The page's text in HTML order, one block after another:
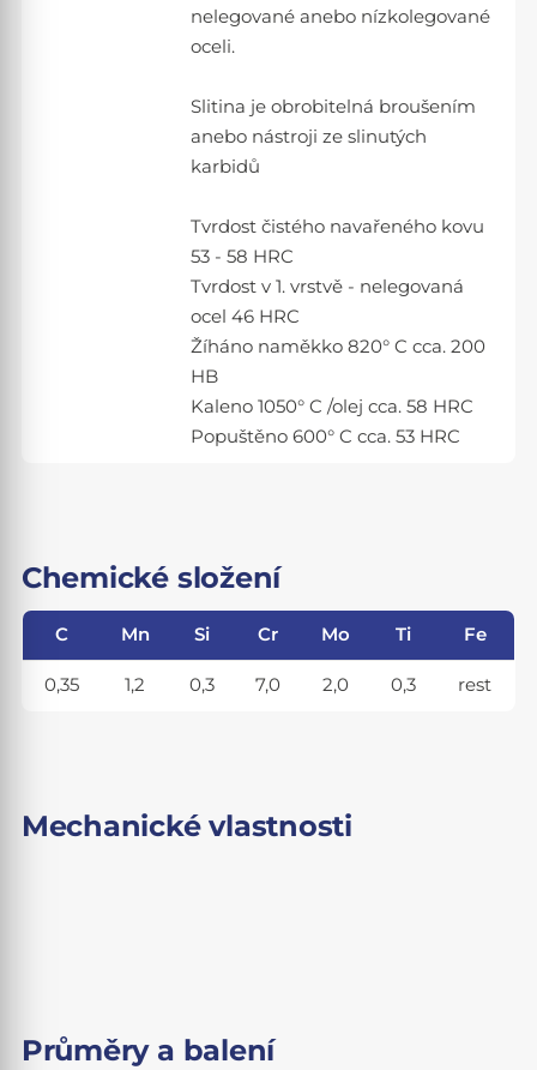
nelegované anebo nízkolegované
oceli.
Slitina je obrobitelná broušením
anebo nástroji ze slinutých
karbidů
Tvrdost čistého navařeného kovu
53 - 58 HRC
Tvrdost v 1. vrstvě - nelegovaná
ocel 46 HRC
Žíháno naměkko 820° C cca. 200
HB
Kaleno 1050° C /olej cca. 58 HRC
Popuštěno 600° C cca. 53 HRC
Chemické složení
C Mn Si Cr Mo Ti Fe
0,35 1,2 0,3 7,0 2,0 0,3 rest
Mechanické vlastnosti
Průměry a balení